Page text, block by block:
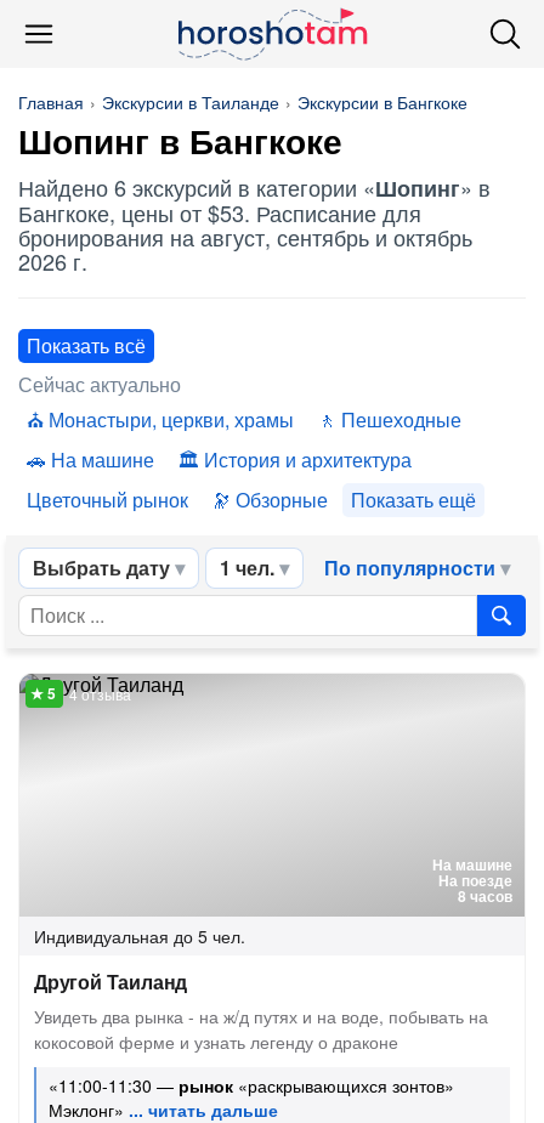
Главная Экскурсии в Таиланде Экскурсии в Бангкоке
Шопинг в Бангкоке
Найдено 6 экскурсий в категории «Шопинг» в
Бангкоке, цены от $53. Расписание для
бронирования на август, сентябрь и октябрь
2026 г.
Показать всё
Сейчас актуально
Монастыри, церкви, храмы
Пешеходные
На машине
История и архитектура
Цветочный рынок
Обзорные Показать ещё
Выбрать дату 1 чел. По популярности
На машине
На поезде
8 часов
4 отзыва
Индивидуальная до 5 чел.
Другой Таиланд
Увидеть два рынка - на ж/д путях и на воде, побывать на
кокосовой ферме и узнать легенду о драконе
«11:00-11:30 — рынок «раскрывающихся зонтов»
Мэклонг»